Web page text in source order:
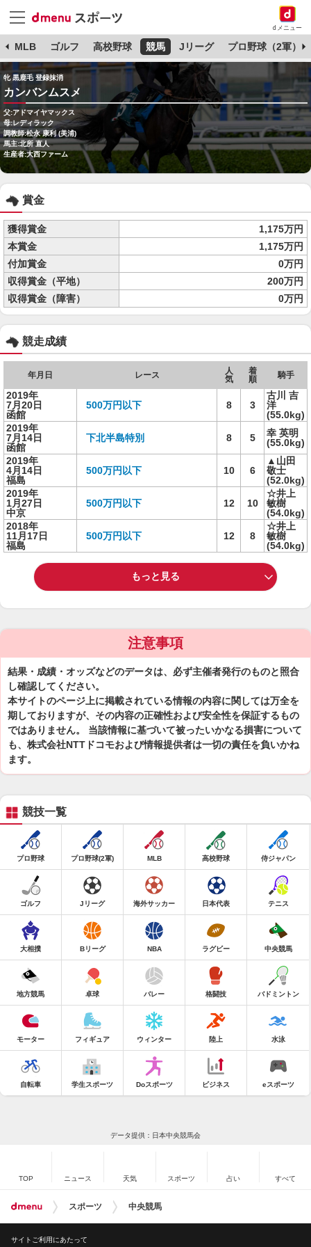
dメニュー
MLB ゴルフ 高校野球 競馬 Jリーグ プロ野球（2軍）
牝 黒鹿毛 登録抹消
カンバンムスメ
父:アドマイヤマックス
母:レディラック
調教師:松永 康利 (美浦)
馬主:北所 直人
生産者:大西ファーム
賞金
獲得賞金
1,175万円
本賞金
1,175万円
付加賞金
0万円
収得賞金（平地）
200万円
収得賞金（障害）
0万円
競走成績
年月日 レース
人
気
着
順
騎手
2019年
7月20日
函館
500万円以下 8 3
古川 吉
洋
(55.0kg)
2019年
7月14日
函館
下北半島特別 8 5
幸 英明
(55.0kg)
2019年
4月14日
福島
500万円以下 10 6
▲山田
敬士
(52.0kg)
2019年
1月27日
中京
500万円以下 12 10
☆井上
敏樹
(54.0kg)
2018年
11月17日
福島
500万円以下 12 8
☆井上
敏樹
(54.0kg)
もっと見る
注意事項
結果・成績・オッズなどのデータは、必ず主催者発行のものと照合
し確認してください。
本サイトのページ上に掲載されている情報の内容に関しては万全を
期しておりますが、その内容の正確性および安全性を保証するもの
ではありません。 当該情報に基づいて被ったいかなる損害について
も、株式会社NTTドコモおよび情報提供者は一切の責任を負いかね
ます。
競技一覧
プロ野球 プロ野球(2軍) MLB 高校野球 侍ジャパン
ゴルフ Jリーグ 海外サッカー 日本代表 テニス
大相撲 Bリーグ NBA ラグビー 中央競馬
地方競馬 卓球 バレー 格闘技 バドミントン
モーター フィギュア ウィンター 陸上 水泳
自転車 学生スポーツ Doスポーツ ビジネス eスポーツ
データ提供：日本中央競馬会
TOP ニュース 天気 スポーツ 占い すべて
スポーツ 中央競馬
サイトご利用にあたって